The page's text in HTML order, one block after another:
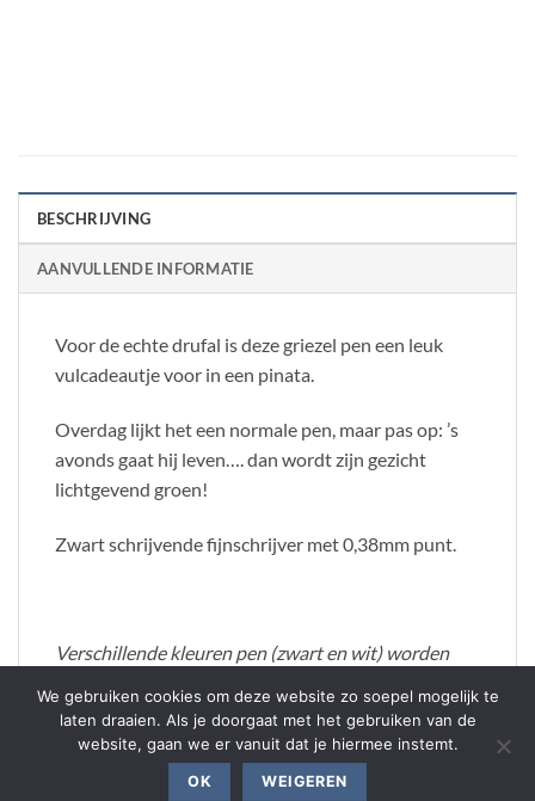
BESCHRIJVING
AANVULLENDE INFORMATIE
Voor de echte drufal is deze griezel pen een leuk
vulcadeautje voor in een pinata.
Overdag lijkt het een normale pen, maar pas op: ’s
avonds gaat hij leven…. dan wordt zijn gezicht
lichtgevend groen!
Zwart schrijvende fijnschrijver met 0,38mm punt.
Verschillende kleuren pen (zwart en wit) worden
We gebruiken cookies om deze website zo soepel mogelijk te
laten draaien. Als je doorgaat met het gebruiken van de
website, gaan we er vanuit dat je hiermee instemt.
OK WEIGEREN